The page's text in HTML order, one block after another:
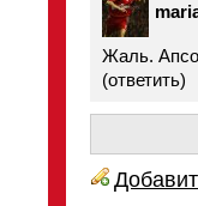
Жаль.
(ответить)